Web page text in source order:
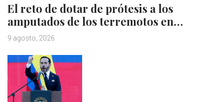
El reto de dotar de prótesis a los
amputados de los terremotos en…
9 agosto, 2026